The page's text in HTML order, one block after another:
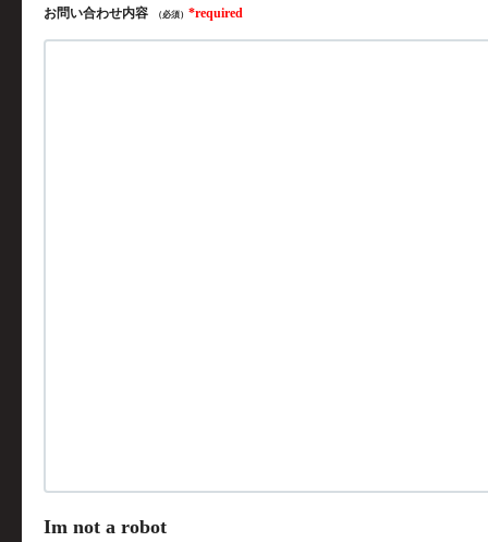
お問い合わせ内容 （必須）